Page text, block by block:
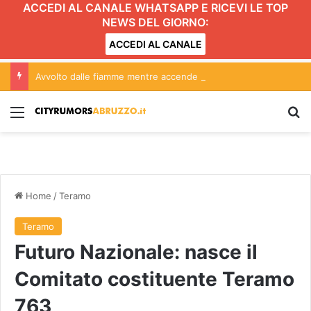
ACCEDI AL CANALE WHATSAPP E RICEVI LE TOP
NEWS DEL GIORNO:
ACCEDI AL CANALE
Avvolto dalle fiamme mentre accende il barbecue
Menu
Home /Teramo
Teramo
Futuro Nazionale: nasce il
Comitato costituente Teramo